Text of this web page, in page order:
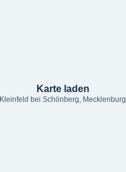
Karte laden
Kleinfeld bei Schönberg, Mecklenburg